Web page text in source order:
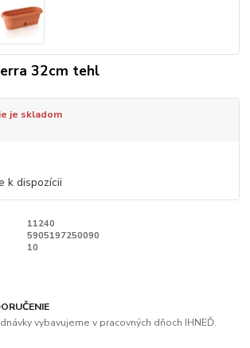
32cm tehl
je skladom
k dispozícii
11240
5905197250090
10
vybavujeme v pracovných dňoch IHNEĎ.